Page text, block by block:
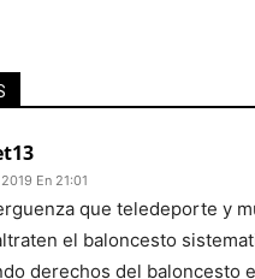
En 21:01
que teledeporte y
el baloncesto
derechos del baloncesto